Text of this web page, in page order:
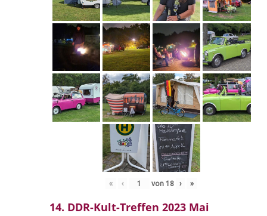
« ‹ von 18 › »
14. DDR-Kult-Treffen 2023 Mai